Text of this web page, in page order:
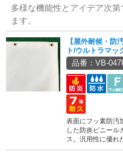
多様な機能性とアイデア次
ます。
【屋外耐候・防
ト/ウルトラマッ
品番：VB-
表面にフッ素防汚
した防炎ビニール
ス。汎用性に優れ